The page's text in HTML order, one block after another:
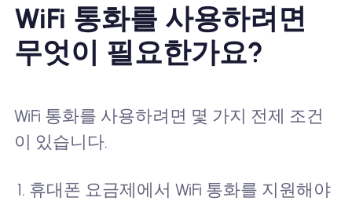
WiFi 통화를 사용하려면
무엇이 필요한가요?
WiFi 통화를 사용하려면 몇 가지 전제 조건
이 있습니다.
휴대폰 요금제에서 WiFi 통화를 지원해야